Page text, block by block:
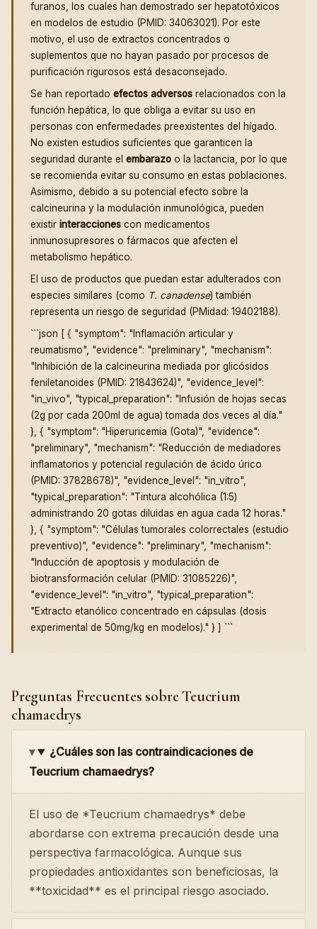
furanos, los cuales han demostrado ser hepatotóxicos
en modelos de estudio (PMID: 34063021). Por este
motivo, el uso de extractos concentrados o
suplementos que no hayan pasado por procesos de
purificación rigurosos está desaconsejado.
Se han reportado efectos adversos relacionados con la
función hepática, lo que obliga a evitar su uso en
personas con enfermedades preexistentes del hígado.
No existen estudios suficientes que garanticen la
seguridad durante el embarazo o la lactancia, por lo que
se recomienda evitar su consumo en estas poblaciones.
Asimismo, debido a su potencial efecto sobre la
calcineurina y la modulación inmunológica, pueden
existir interacciones con medicamentos
inmunosupresores o fármacos que afecten el
metabolismo hepático.
El uso de productos que puedan estar adulterados con
especies similares (como T. canadense) también
representa un riesgo de seguridad (PMidad: 19402188).
```json [ { "symptom": "Inflamación articular y
reumatismo", "evidence": "preliminary", "mechanism":
"Inhibición de la calcineurina mediada por glicósidos
feniletanoides (PMID: 21843624)", "evidence_level":
"in_vivo", "typical_preparation": "Infusión de hojas secas
(2g por cada 200ml de agua) tomada dos veces al día."
}, { "symptom": "Hiperuricemia (Gota)", "evidence":
"preliminary", "mechanism": "Reducción de mediadores
inflamatorios y potencial regulación de ácido úrico
(PMID: 37828678)", "evidence_level": "in_vitro",
"typical_preparation": "Tintura alcohólica (1:5)
administrando 20 gotas diluidas en agua cada 12 horas."
}, { "symptom": "Células tumorales colorrectales (estudio
preventivo)", "evidence": "preliminary", "mechanism":
"Inducción de apoptosis y modulación de
biotransformación celular (PMID: 31085226)",
"evidence_level": "in_vitro", "typical_preparation":
"Extracto etanólico concentrado en cápsulas (dosis
experimental de 50mg/kg en modelos)." } ] ```
Preguntas Frecuentes sobre Teucrium
chamaedrys
¿Cuáles son las contraindicaciones de
Teucrium chamaedrys?
El uso de *Teucrium chamaedrys* debe
abordarse con extrema precaución desde una
perspectiva farmacológica. Aunque sus
propiedades antioxidantes son beneficiosas, la
**toxicidad** es el principal riesgo asociado.